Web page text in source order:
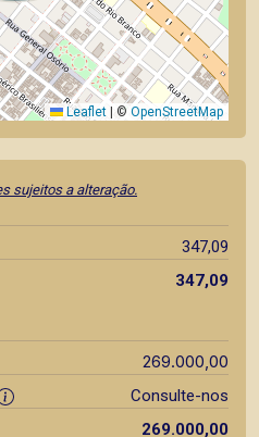
Leaflet © OpenStreetMap
sujeitos a alteração.
347,09
347,09
269.000,00
Consulte-nos
269.000,00